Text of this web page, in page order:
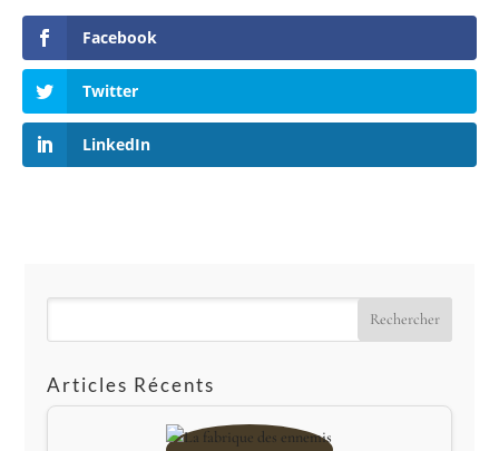
Facebook
Twitter
LinkedIn
Rechercher
Articles Récents